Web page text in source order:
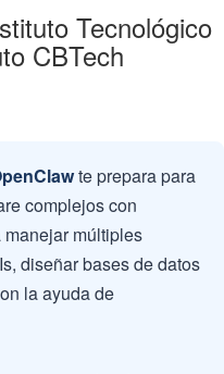
Tecnológico
CBTech
te prepara para
complejos con
múltiples
diseñar bases de datos
la ayuda de